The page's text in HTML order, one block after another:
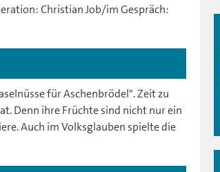
Christian Job/im Gespräch:
für Aschenbrödel". Zeit zu
Denn ihre Früchte sind nicht nur ein
Auch im Volksglauben spielte die